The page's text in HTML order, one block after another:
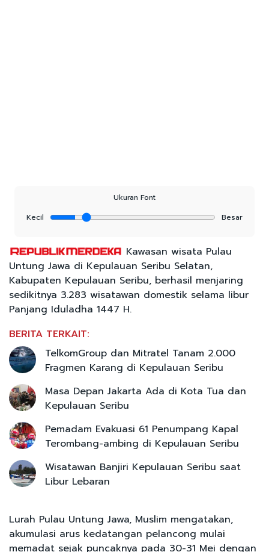
Ukuran Font
Kecil
Besar
Kawasan wisata Pulau
Untung Jawa di Kepulauan Seribu Selatan,
Kabupaten Kepulauan Seribu, berhasil menjaring
sedikitnya 3.283 wisatawan domestik selama libur
Panjang Iduladha 1447 H.
BERITA TERKAIT:
TelkomGroup dan Mitratel Tanam 2.000
Fragmen Karang di Kepulauan Seribu
Masa Depan Jakarta Ada di Kota Tua dan
Kepulauan Seribu
Pemadam Evakuasi 61 Penumpang Kapal
Terombang-ambing di Kepulauan Seribu
Wisatawan Banjiri Kepulauan Seribu saat
Libur Lebaran
Lurah Pulau Untung Jawa, Muslim mengatakan,
akumulasi arus kedatangan pelancong mulai
memadat sejak puncaknya pada 30-31 Mei dengan